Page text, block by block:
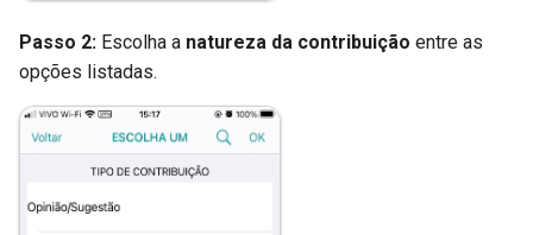
Passo 2: Escolha a natureza da contribuição entre as
opções listadas.